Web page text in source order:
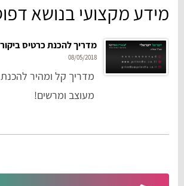
מידע מקצועי בנושא
מדריך להכנת כרטיס ביקור
08/05/2018
מדריך קל ומהיר להכנת
מעוצב ומרשים!